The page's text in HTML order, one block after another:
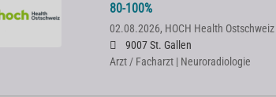
80-100%
02.08.2026, HOCH Health Ostschweiz
9007 St. Gallen
Arzt / Facharzt | Neuroradiologie